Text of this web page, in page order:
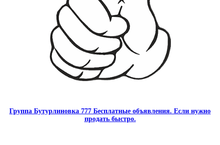
Группа Бутурлиновка 777 Бесплатные объявления. Если нужно
продать быстро.